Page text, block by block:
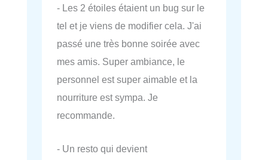
- Les 2 étoiles étaient un bug sur le
tel et je viens de modifier cela. J'ai
passé une très bonne soirée avec
mes amis. Super ambiance, le
personnel est super aimable et la
nourriture est sympa. Je
recommande.
- Un resto qui devient